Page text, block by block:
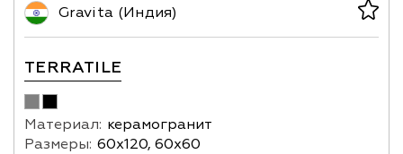
Gravita (Индия)
TERRATILE
Материал: керамогранит
Размеры: 60х120, 60х60